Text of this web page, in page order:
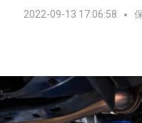
2022-09-13 17:06:58